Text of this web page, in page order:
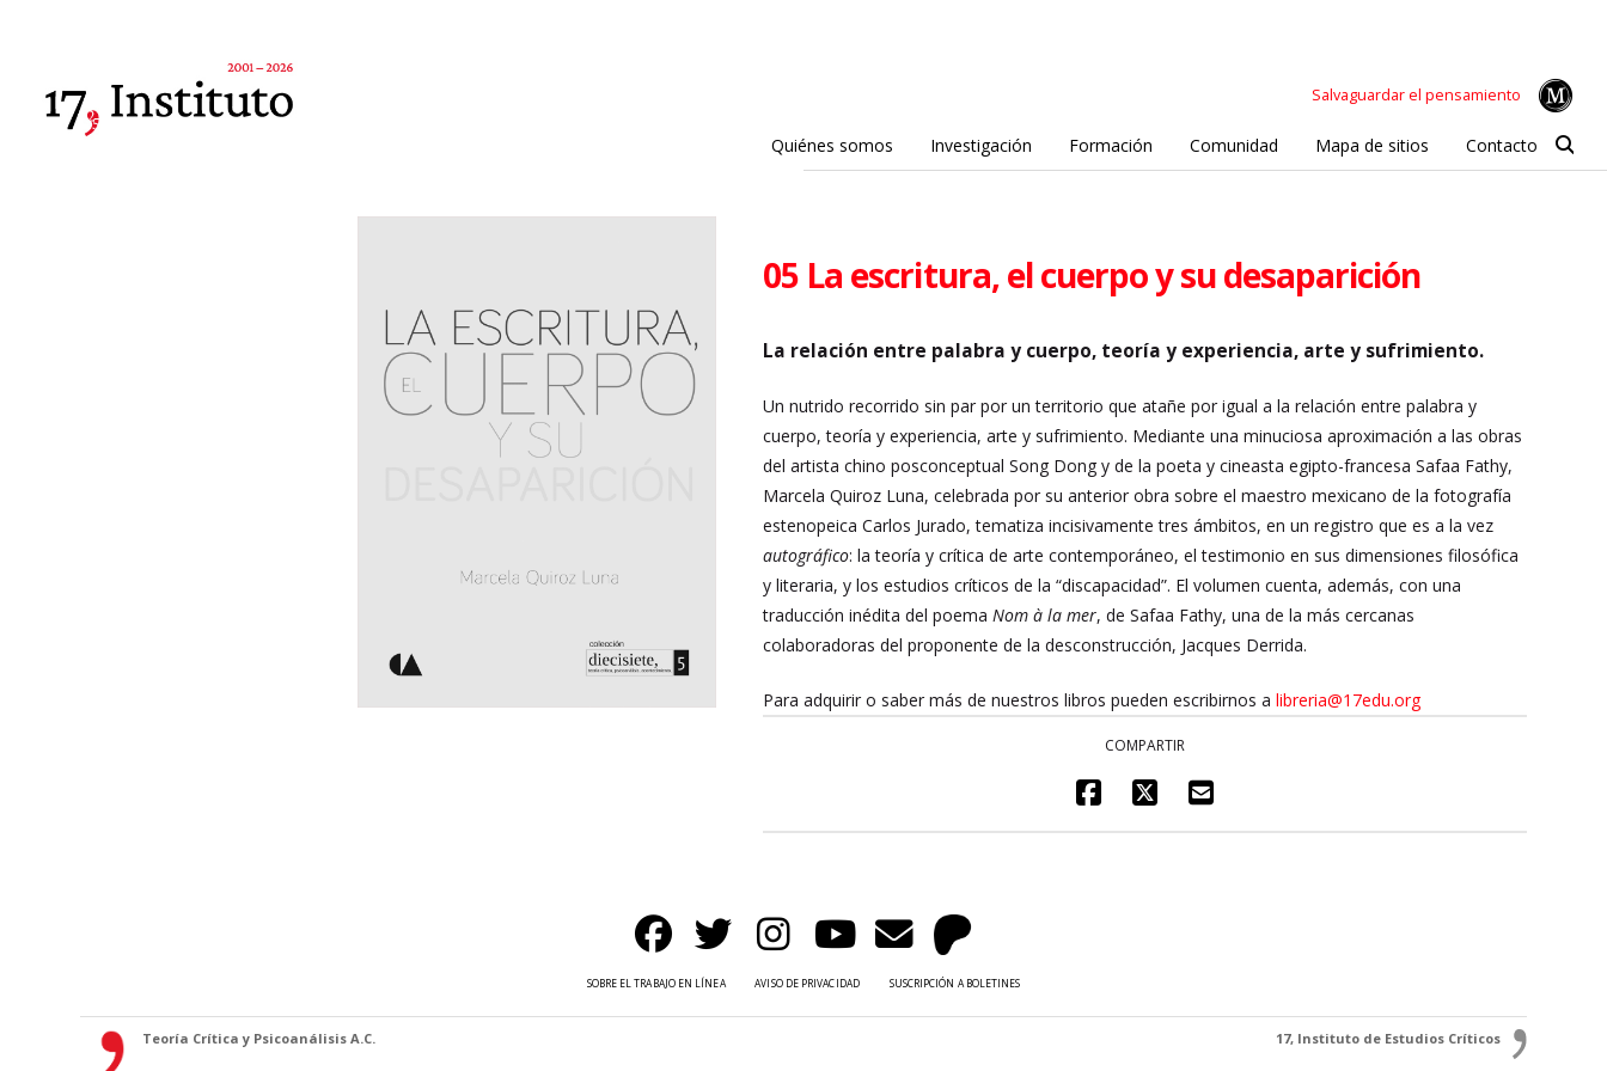
Salvaguardar el pensamiento
Quiénes somos Investigación Formación Comunidad Mapa de sitios Contacto
05 La escritura, el cuerpo y su desaparición
La relación entre palabra y cuerpo, teoría y experiencia, arte y sufrimiento.
Un nutrido recorrido sin par por un territorio que atañe por igual a la relación entre palabra y
cuerpo, teoría y experiencia, arte y sufrimiento. Mediante una minuciosa aproximación a las obras
del artista chino posconceptual Song Dong y de la poeta y cineasta egipto-francesa Safaa Fathy,
Marcela Quiroz Luna, celebrada por su anterior obra sobre el maestro mexicano de la fotografía
estenopeica Carlos Jurado, tematiza incisivamente tres ámbitos, en un registro que es a la vez
autográfico: la teoría y crítica de arte contemporáneo, el testimonio en sus dimensiones filosófica
y literaria, y los estudios críticos de la “discapacidad”. El volumen cuenta, además, con una
traducción inédita del poemaNom à la mer, de Safaa Fathy, una de la más cercanas
colaboradoras del proponente de la desconstrucción, Jacques Derrida.
Para adquirir o saber más de nuestros libros pueden escribirnos alibreria@17edu.org
COMPARTIR
SOBRE EL TRABAJO EN LÍNEA AVISO DE PRIVACIDAD SUSCRIPCIÓN A BOLETINES
Teoría Crítica y Psicoanálisis A.C. 17, Instituto de Estudios Críticos